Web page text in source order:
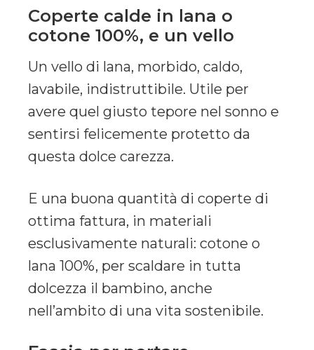
Coperte calde in lana o
cotone 100%, e un vello
Un vello di lana, morbido, caldo,
lavabile, indistruttibile. Utile per
avere quel giusto tepore nel sonno e
sentirsi felicemente protetto da
questa dolce carezza.
E una buona quantità di coperte di
ottima fattura, in materiali
esclusivamente naturali: cotone o
lana 100%, per scaldare in tutta
dolcezza il bambino, anche
nell’ambito di una vita sostenibile.